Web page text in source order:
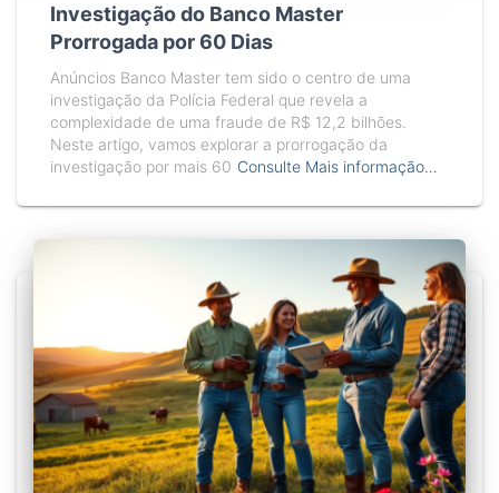
Investigação do Banco Master
Prorrogada por 60 Dias
Anúncios Banco Master tem sido o centro de uma
investigação da Polícia Federal que revela a
complexidade de uma fraude de R$ 12,2 bilhões.
Neste artigo, vamos explorar a prorrogação da
investigação por mais 60 Consulte Mais informação…